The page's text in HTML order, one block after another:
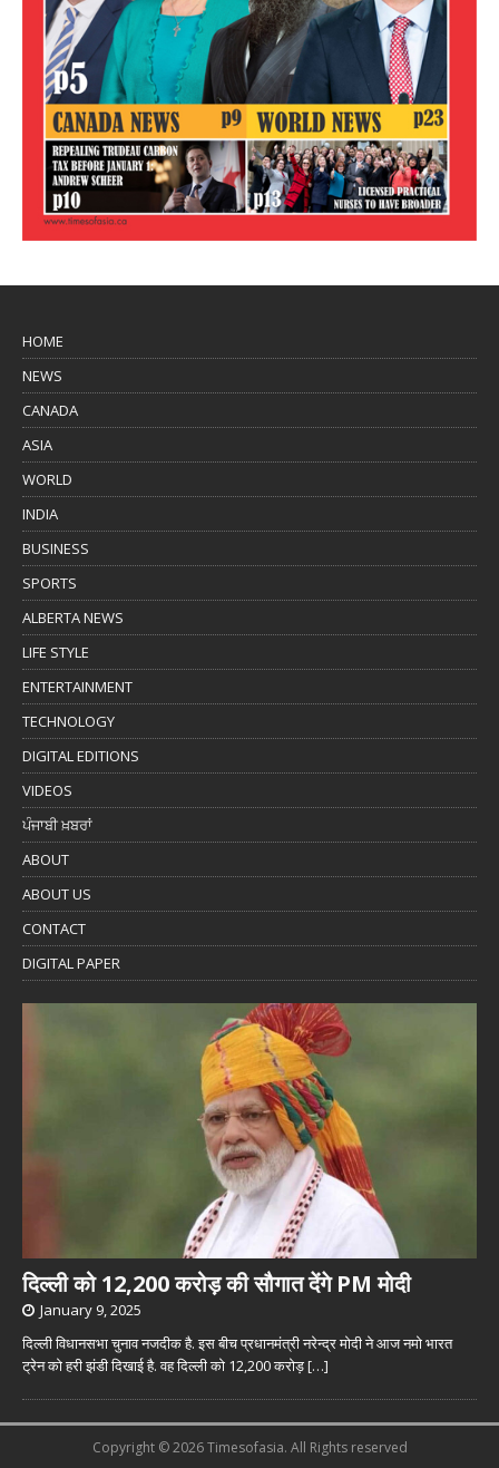
HOME
NEWS
CANADA
ASIA
WORLD
INDIA
BUSINESS
SPORTS
ALBERTA NEWS
LIFE STYLE
ENTERTAINMENT
TECHNOLOGY
DIGITAL EDITIONS
VIDEOS
ਪੰਜਾਬੀ ਖ਼ਬਰਾਂ
ABOUT
ABOUT US
CONTACT
DIGITAL PAPER
दिल्ली को 12,200 करोड़ की सौगात देंगे PM मोदी
January 9, 2025
दिल्ली विधानसभा चुनाव नजदीक है. इस बीच प्रधानमंत्री नरेन्द्र मोदी ने आज नमो भारत
ट्रेन को हरी झंडी दिखाई है. वह दिल्ली को 12,200 करोड़[…]
Copyright © 2026 Timesofasia. All Rights reserved